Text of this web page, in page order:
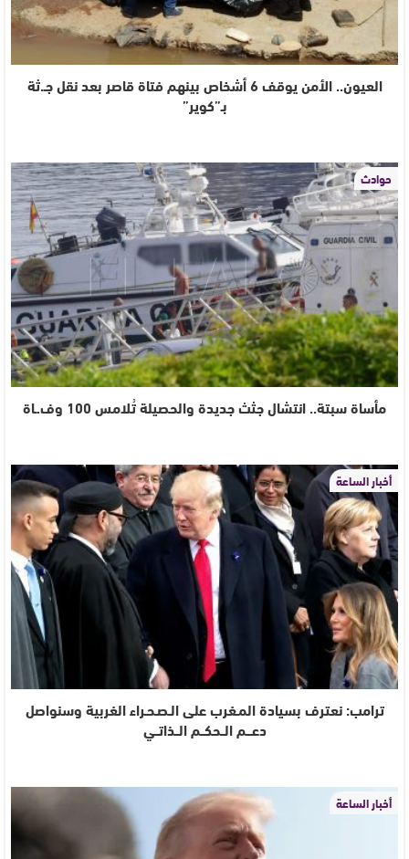
العيون.. الأمن يوقف 6 أشخاص بينهم فتاة قاصر بعد نقل جـ.ثة
بـ”كوير”
حوادث
مأساة سبتة.. انتشال جثث جديدة والحصيلة تُلامس 100 وف.ـاة
أخبار الساعة
ترامب: نعترف بسيادة المـغرب على الـصـحـراء الغربية وسنواصل
دعـــم الــحكــم الــذاتــي
أخبار الساعة